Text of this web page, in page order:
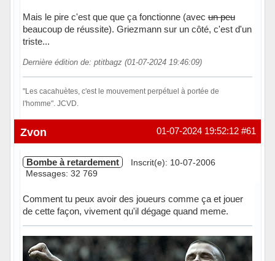
Mais le pire c'est que que ça fonctionne (avecun peu
beaucoup de réussite). Griezmann sur un côté, c'est d'un
triste...
Dernière édition de: ptitbagz (01-07-2024 19:46:09)
"Les cacahuètes, c'est le mouvement perpétuel à portée de
l'homme". JCVD.
Hors ligne #61
01-07-2024 19:52:12
Zvon
Bombe à retardement
Inscrit(e): 10-07-2006
Messages: 32 769
Comment tu peux avoir des joueurs comme ça et jouer
de cette façon, vivement qu'il dégage quand meme.